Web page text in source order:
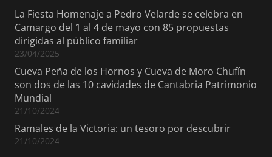
La Fiesta Homenaje a Pedro Velarde se celebra en
Camargo del 1 al 4 de mayo con 85 propuestas
dirigidas al público familiar
23/04/2025
Cueva Peña de los Hornos y Cueva de Moro Chufín
son dos de las 10 cavidades de Cantabria Patrimonio
Mundial
21/10/2024
Ramales de la Victoria: un tesoro por descubrir
21/10/2024